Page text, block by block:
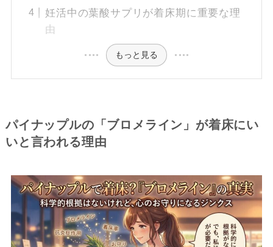
妊活中の葉酸サプリが着床期に重要な理
由
もっと見る
パイナップルの「ブロメライン」が着床にい
いと言われる理由